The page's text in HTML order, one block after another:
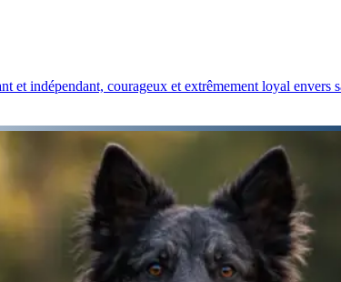
et indépendant, courageux et extrêmement loyal envers